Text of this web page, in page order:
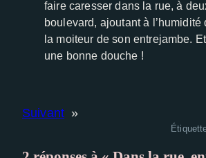
faire caresser dans la rue, à
boulevard, ajoutant à l’humidité
la moiteur de son entrejambe. Et
une bonne douche !
Suivant »
cookies,
certaines
fonctionnalités
du site Web.